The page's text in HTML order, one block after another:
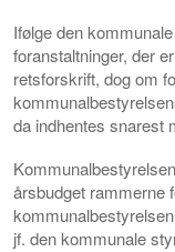
Ifølge den
foranstaltninger, der
retsforskrift, dog om
da indhentes snarest
årsbudget rammerne
jf. den kommunale